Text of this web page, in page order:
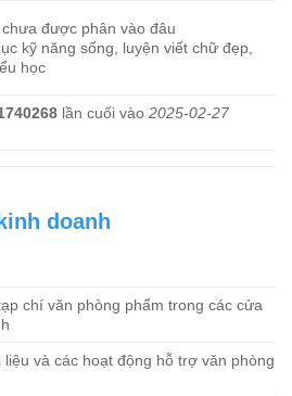
được phân vào đâu
kỹ năng sống, luyện viết chữ đẹp,
học
lần cuối vào 2025-02-27
doanh
chí văn phòng phẩm trong các cửa
liệu và các hoạt động hỗ trợ văn phòng